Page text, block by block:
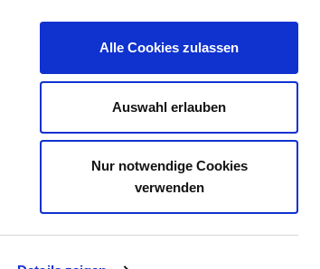
Alle Cookies zulassen
Auswahl erlauben
Nur notwendige Cookies
verwenden
KONTAKT IHRE MEINUNG